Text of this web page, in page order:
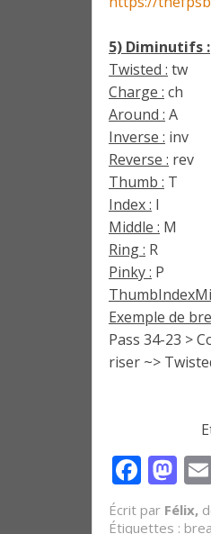
5) Diminutifs :
Twisted : tw
Charge : ch
Around : A
Inverse : inv
Reverse : rev
Thumb : T
Index : I
Middle : M
Ring : R
Pinky : P
Exemple de
Pass 34-23 >
riser ~>
Écrit par Félix,
Étiquettes :